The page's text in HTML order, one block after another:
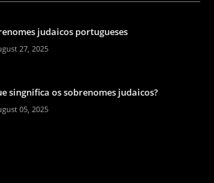
judaicos portugueses
27, 2025
singnifica os sobrenomes judaicos?
05, 2025